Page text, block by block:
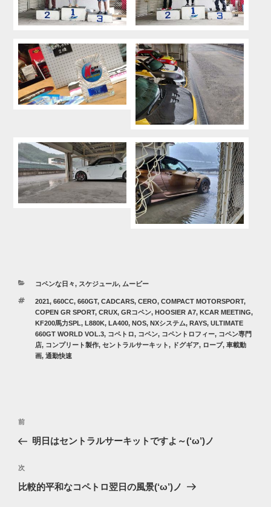
カ
ゴ
リ
ー
コペンな日々, スケジュール, ムービー
タ
グ
2021 , 660CC, 660GT, CADCARS, CERO, COMPACT MOTORSPORT,
COPEN GR SPORT, CRUX, GRコペン, HOOSIER A7, KCAR MEETING,
KF200馬力SPL, L880K, LA400, NOS, NXシステム, RAYS, ULTIMATE
660GT WORLD VOL.3, コペトロ, コペン, コペントロフィー, コペン専門
店, コンプリート製作, セントラルサーキット, ドグギア, ローブ, 車載動
画, 通勤快速
投
ナ
ビ
ゲ
過
去
投
稿
前
明日はセントラルサーキットですよ～(‘ω’)ノ
次
の
次
比較的平和なコペトロ翌日の風景(‘ω’)ノ